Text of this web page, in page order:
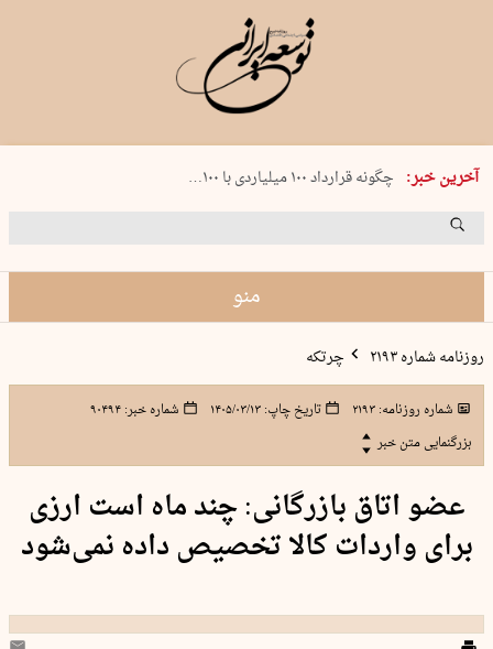
آخرین خبر:
شنبه 17 مرداد 1405 شماره 2244
چگونه قرارداد ۱۰۰ میلیاردی با ۱۰۰…
پنجره‌ای که باز نشد
منو
روزنامه شماره ۲۱۹۳ چرتکه
شماره روزنامه:۲۱۹۳ تاریخ چاپ:۱۴۰۵/۰۳/۱۳ شماره خبر:۹۰۴۹۴
بزرگنمایی متن خبر
عضو اتاق بازرگانی: چند ماه است ارزی
برای واردات کالا تخصیص داده نمی‌شود